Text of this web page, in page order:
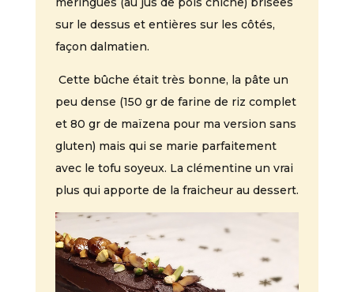
sur le dessus et entières sur les côtés,
façon dalmatien.
Cette bûche était très bonne, la pâte un
peu dense (150 gr de farine de riz complet
et 80 gr de maïzena pour ma version sans
gluten) mais qui se marie parfaitement
avec le tofu soyeux. La clémentine un vrai
plus qui apporte de la fraicheur au dessert.